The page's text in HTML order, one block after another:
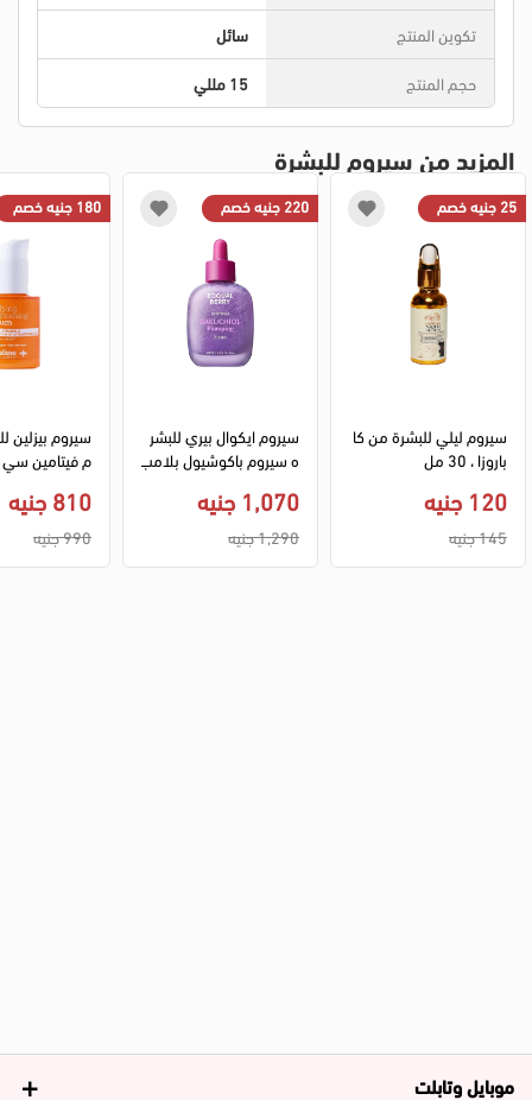
تكوين المنتج
سائل
حجم المنتج
15 مللي
المزيد من سيروم للبشرة
25 جنيه خصم
سيروم ليلي للبشرة من كا
باروزا ، 30 مل
120 جنيه
145 جنيه
220 جنيه خصم
سيروم ايكوال بيري للبشر
ه سيروم باكوشيول بلامب
1,070 جنيه
1,290 جنيه
180 جنيه خصم
سيروم بيزلين
م فيتامين سي
ه، 30 مل.
810 جنيه
990 جنيه
موبايل وتابلت